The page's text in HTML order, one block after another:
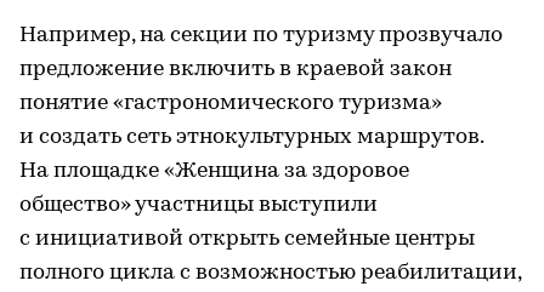
Например, на секции по туризму прозвучало
предложение включить в краевой закон
понятие «гастрономического туризма»
и создать сеть этнокультурных маршрутов.
На площадке «Женщина за здоровое
общество» участницы выступили
с инициативой открыть семейные центры
полного цикла с возможностью реабилитации,